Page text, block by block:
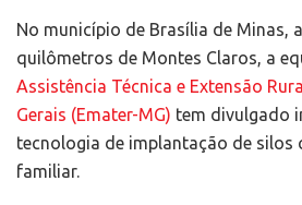
No município de Brasília de Minas,
quilômetros de Montes Claros, a
Assistência Técnica e Extensão
Gerais (Emater-MG) tem divulgado
tecnologia de implantação de silos
familiar.